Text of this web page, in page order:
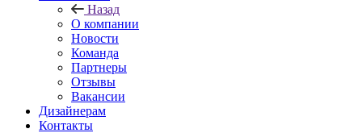
Назад
О компании
Новости
Команда
Партнеры
Отзывы
Вакансии
Дизайнерам
Контакты